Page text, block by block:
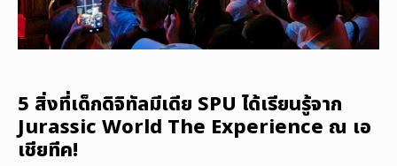
5 สิ่งที่เด็กดิจิทัลมีเดีย SPU ได้เรียนรู้จาก
Jurassic World The Experience ณ เอ
เชียทีค!